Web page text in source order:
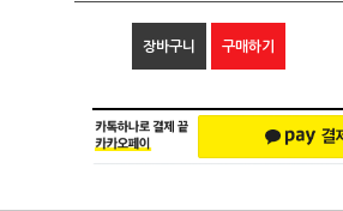
장바구니 구매하기